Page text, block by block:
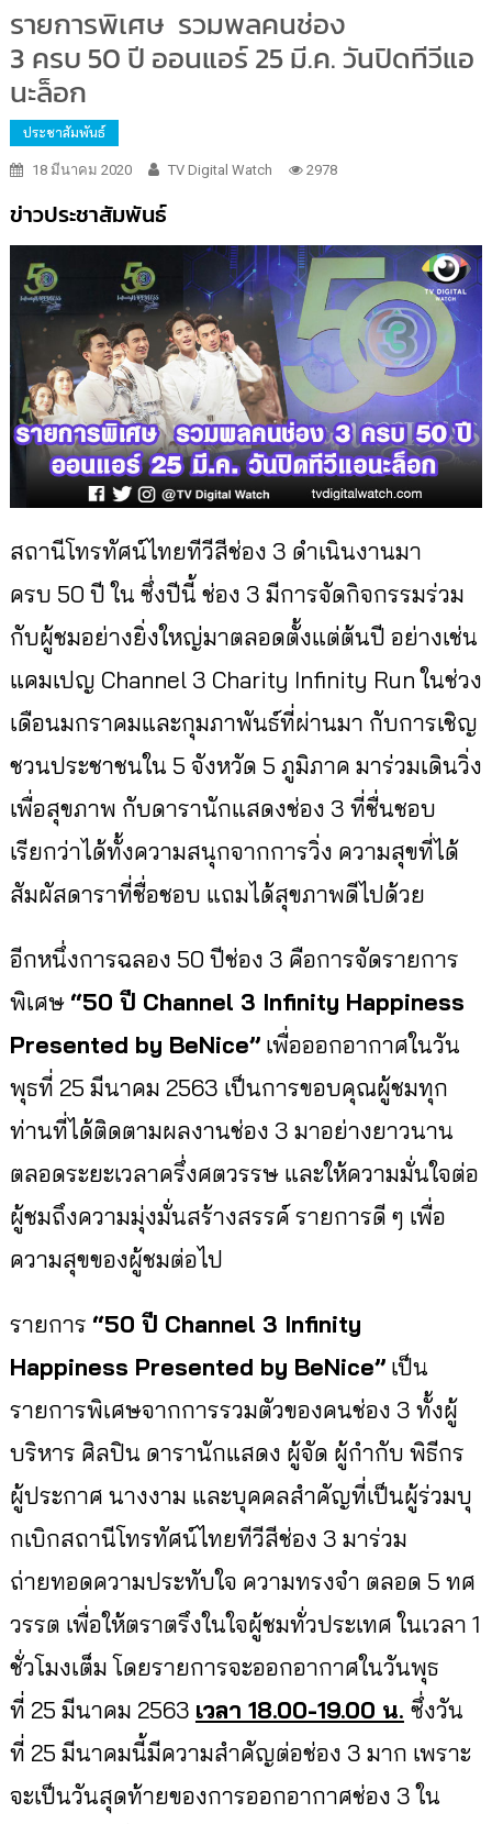
รายการพิเศษ รวมพลคนช่อง
3 ครบ 50 ปี ออนแอร์ 25 มี.ค. วันปิดทีวีแอ
นะล็อก
ประชาสัมพันธ์
18 มีนาคม 2020 TV Digital Watch 2978
ข่าวประชาสัมพันธ์
สถานีโทรทัศน์ไทยทีวีสีช่อง 3 ดำเนินงานมา
ครบ 50 ปี ใน ซึ่งปีนี้ ช่อง 3 มีการจัดกิจกรรมร่วม
กับผู้ชมอย่างยิ่งใหญ่มาตลอดตั้งแต่ต้นปี อย่างเช่น
แคมเปญ Channel 3 Charity Infinity Runในช่วง
เดือนมกราคมและกุมภาพันธ์ที่ผ่านมา กับการเชิญ
ชวนประชาชนใน 5 จังหวัด 5 ภูมิภาค มาร่วมเดินวิ่ง
เพื่อสุขภาพ กับดารานักแสดงช่อง 3 ที่ชื่นชอบ
เรียกว่าได้ทั้งความสนุกจากการวิ่ง ความสุขที่ได้
สัมผัสดาราที่ชื่อชอบ แถมได้สุขภาพดีไปด้วย
อีกหนึ่งการฉลอง 50 ปีช่อง 3 คือการจัดรายการ
พิเศษ “50 ปี Channel 3 Infinity Happiness
Presented by BeNice”เพื่อออกอากาศในวัน
พุธที่ 25 มีนาคม 2563 เป็นการขอบคุณผู้ชมทุก
ท่านที่ได้ติดตามผลงานช่อง 3 มาอย่างยาวนาน
ตลอดระยะเวลาครึ่งศตวรรษ และให้ความมั่นใจต่อ
ผู้ชมถึงความมุ่งมั่นสร้างสรรค์ รายการดี ๆ เพื่อ
ความสุขของผู้ชมต่อไป
รายการ “50 ปี Channel 3 Infinity
Happiness Presented by BeNice” เป็น
รายการพิเศษจากการรวมตัวของคนช่อง 3 ทั้งผู้
บริหาร ศิลปิน ดารานักแสดง ผู้จัด ผู้กำกับ พิธีกร
ผู้ประกาศ นางงาม และบุคคลสำคัญที่เป็นผู้ร่วมบุ
กเบิกสถานีโทรทัศน์ไทยทีวีสีช่อง 3 มาร่วม
ถ่ายทอดความประทับใจ ความทรงจำ ตลอด 5 ทศ
วรรต เพื่อให้ตราตรึงในใจผู้ชมทั่วประเทศ ในเวลา 1
ชั่วโมงเต็ม โดยรายการจะออกอากาศในวันพุธ
ที่ 25 มีนาคม 2563 เวลา 18.00-19.00 น. ซึ่งวัน
ที่ 25 มีนาคมนี้มีความสำคัญต่อช่อง 3 มาก เพราะ
จะเป็นวันสุดท้ายของการออกอากาศช่อง 3ใน